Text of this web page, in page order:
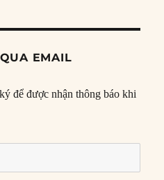
EMAIL
để được nhận thông báo khi